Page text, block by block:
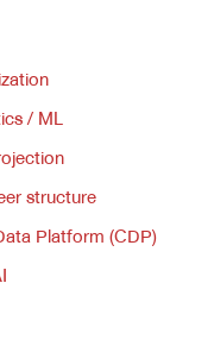
/ ML
structure
Platform (CDP)